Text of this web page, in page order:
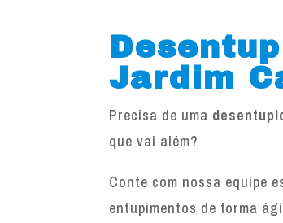
Jardim
Precisa de uma
que vai além?
Conte com nossa equipe
entupimentos de forma